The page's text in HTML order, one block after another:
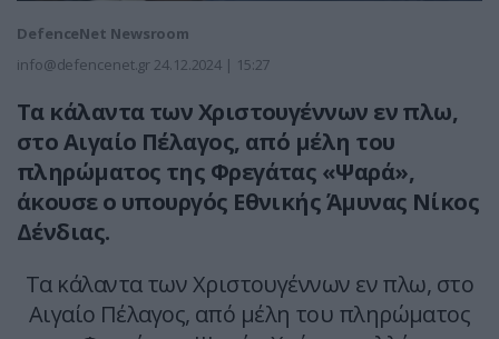
DefenceNet Newsroom
info@defencenet.gr 24.12.2024 | 15:27
Τα κάλαντα των Χριστουγέννων εν πλω,
στο Αιγαίο Πέλαγος, από μέλη του
πληρώματος της Φρεγάτας «Ψαρά»,
άκουσε ο υπουργός Εθνικής Άμυνας Νίκος
Δένδιας.
Τα κάλαντα των Χριστουγέννων εν πλω, στο
Αιγαίο Πέλαγος, από μέλη του πληρώματος